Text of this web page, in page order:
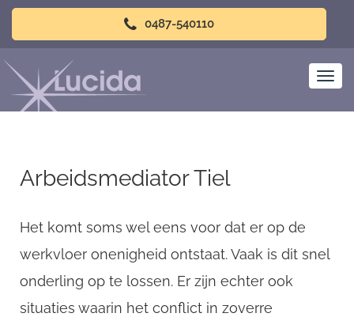
0487-540110
Arbeidsmediator Tiel
Het komt soms wel eens voor dat er op de
werkvloer onenigheid ontstaat. Vaak is dit snel
onderling op te lossen. Er zijn echter ook
situaties waarin het conflict in zoverre